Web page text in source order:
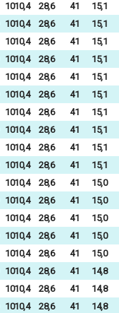
1010,4 28,6 41
15,1
1010,4 28,6 41
15,1
1010,4 28,6 41
15,1
1010,4 28,6 41
15,1
1010,4 28,6 41
15,1
1010,4 28,6 41
15,1
1010,4 28,6 41
15,1
1010,4 28,6 41
15,1
1010,4 28,6 41
15,1
1010,4 28,6 41
15,1
1010,4 28,6 41
15,0
1010,4 28,6 41
15,0
1010,4 28,6 41
15,0
1010,4 28,6 41
15,0
1010,4 28,6 41
15,0
1010,4 28,6 41
14,8
1010,4 28,6 41
14,8
1010,4 28,6 41
14,8